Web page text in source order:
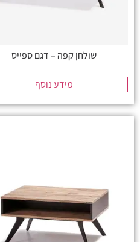
שולחן קפה – דגם ספייס
מידע נוסף